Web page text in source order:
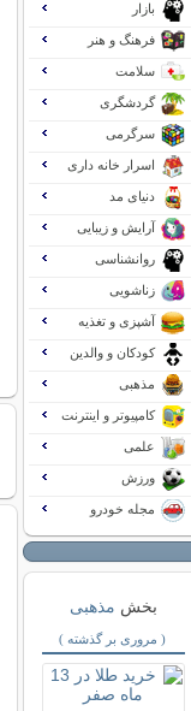
بازار
فرهنگ و هنر
سلامت
گردشگری
سرگرمی
اسرار خانه داری
دنیای مد
آرایش و زیبایی
روانشناسی
زناشویی
آشپزی و تغذیه
کودکان و والدین
مذهبی
کامپیوتر و اینترنت
علمی
ورزش
مجله خودرو
بخش مذهبی
( مروری بر گذشته )